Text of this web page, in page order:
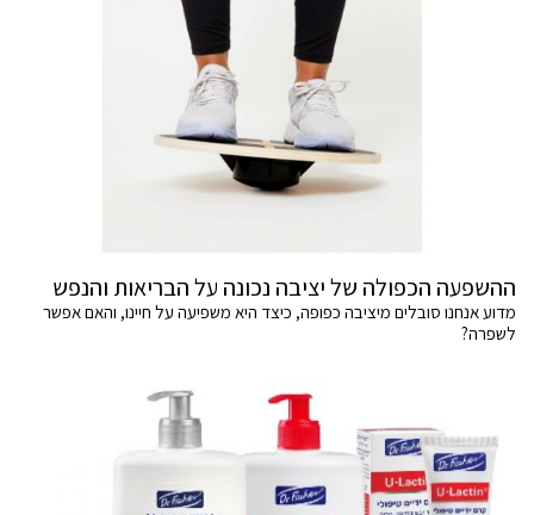
ההשפעה הכפולה של יציבה נכונה על הבריאות והנפש
מדוע אנחנו סובלים מיציבה כפופה, כיצד היא משפיעה על חיינו, והאם אפשר
לשפרה?